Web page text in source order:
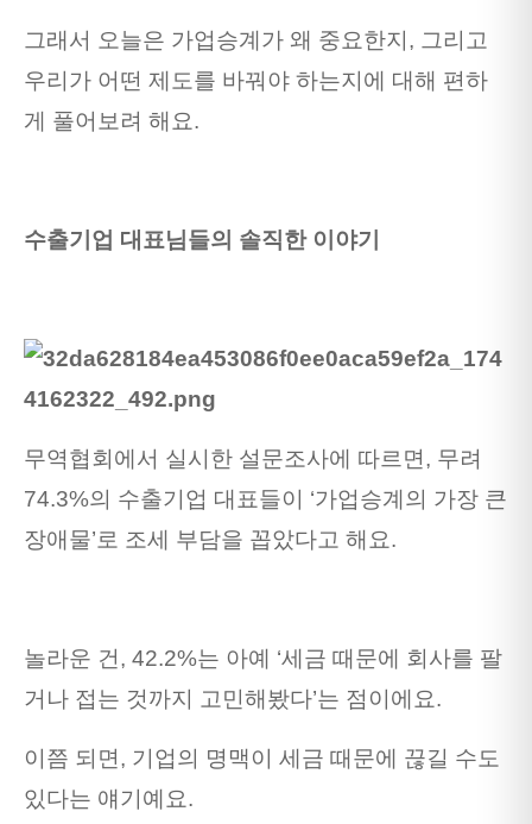
그래서 오늘은 가업승계가 왜 중요한지, 그리고
우리가 어떤 제도를 바꿔야 하는지에 대해 편하
게 풀어보려 해요.
수출기업 대표님들의 솔직한 이야기
무역협회에서 실시한 설문조사에 따르면, 무려
74.3%의 수출기업 대표들이 ‘가업승계의 가장 큰
장애물’로 조세 부담을 꼽았다고 해요.
놀라운 건, 42.2%는 아예 ‘세금 때문에 회사를 팔
거나 접는 것까지 고민해봤다’는 점이에요.
이쯤 되면, 기업의 명맥이 세금 때문에 끊길 수도
있다는 얘기예요.